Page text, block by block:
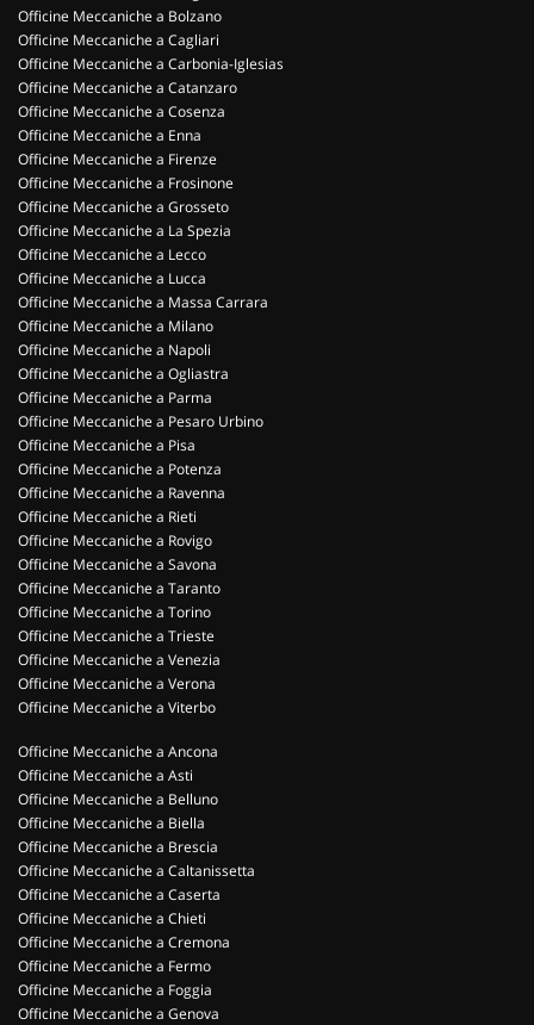
Officine Meccaniche a Bolzano
Officine Meccaniche a Cagliari
Officine Meccaniche a Carbonia-Iglesias
Officine Meccaniche a Catanzaro
Officine Meccaniche a Cosenza
Officine Meccaniche a Enna
Officine Meccaniche a Firenze
Officine Meccaniche a Frosinone
Officine Meccaniche a Grosseto
Officine Meccaniche a La Spezia
Officine Meccaniche a Lecco
Officine Meccaniche a Lucca
Officine Meccaniche a Massa Carrara
Officine Meccaniche a Milano
Officine Meccaniche a Napoli
Officine Meccaniche a Ogliastra
Officine Meccaniche a Parma
Officine Meccaniche a Pesaro Urbino
Officine Meccaniche a Pisa
Officine Meccaniche a Potenza
Officine Meccaniche a Ravenna
Officine Meccaniche a Rieti
Officine Meccaniche a Rovigo
Officine Meccaniche a Savona
Officine Meccaniche a Taranto
Officine Meccaniche a Torino
Officine Meccaniche a Trieste
Officine Meccaniche a Venezia
Officine Meccaniche a Verona
Officine Meccaniche a Viterbo
Officine Meccaniche a Ancona
Officine Meccaniche a Asti
Officine Meccaniche a Belluno
Officine Meccaniche a Biella
Officine Meccaniche a Brescia
Officine Meccaniche a Caltanissetta
Officine Meccaniche a Caserta
Officine Meccaniche a Chieti
Officine Meccaniche a Cremona
Officine Meccaniche a Fermo
Officine Meccaniche a Foggia
Officine Meccaniche a Genova